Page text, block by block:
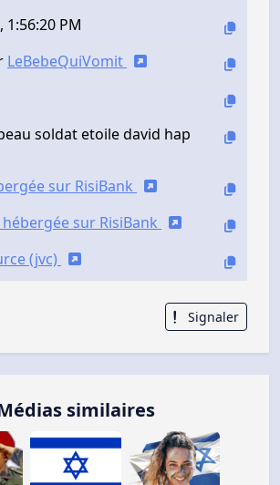
1:56:20 PM
LeBebeQuiVomit
soldat etoile david hap
sur RisiBank
sur RisiBank
(jvc)
Signaler
similaires